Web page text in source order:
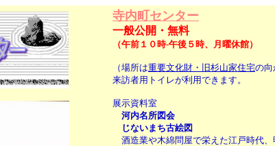
寺内町センター
一般公開・無料
（午前１０時-午後５時、月曜休館）
（場所は重要文化財・旧杉山家住宅の向
来訪者用トイレが利用できます。
展示資料室
河内名所図会
じないまち古絵図
酒造業や木綿問屋で栄えた江戸時代、